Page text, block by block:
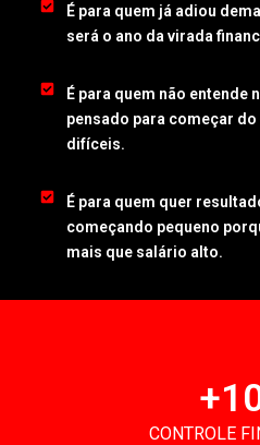
É para quem já adiou
será o ano da virada
É para quem não entende
pensado para começar
difíceis.
É para quem quer
começando pequeno
mais que salário alto.
CONTROLE
+